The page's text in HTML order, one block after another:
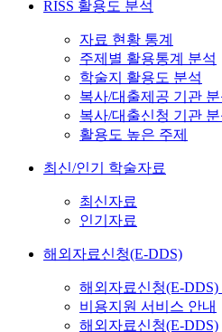
RISS 활용도 분석
자료 현황 통계
주제별 활용통계 분석
학술지 활용도 분석
복사/대출제공 기관 분
복사/대출신청 기관 분
활용도 높은 주제
최신/인기 학술자료
최신자료
인기자료
해외자료신청(E-DDS)
해외자료신청(E-DDS)
비용지원 서비스 안내
해외자료신청(E-DDS)